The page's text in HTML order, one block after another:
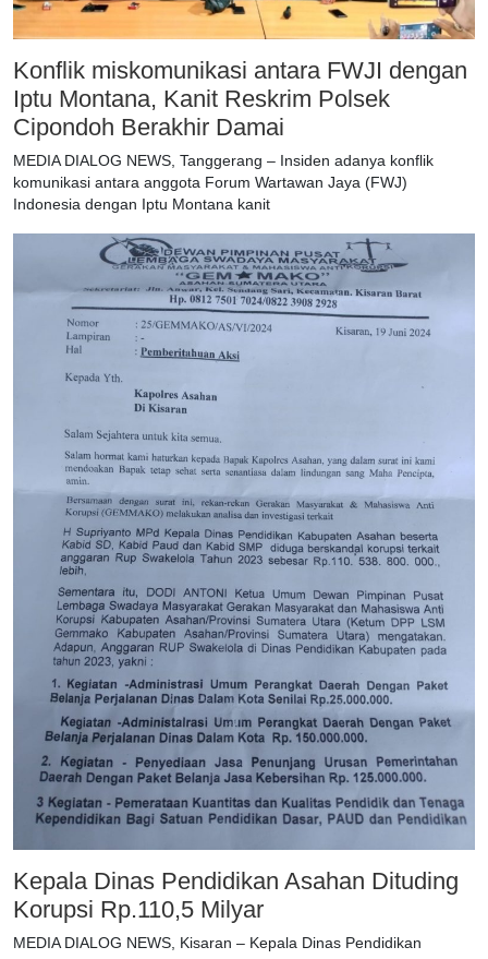
Konflik miskomunikasi antara FWJI dengan
Iptu Montana, Kanit Reskrim Polsek
Cipondoh Berakhir Damai
MEDIA DIALOG NEWS, Tanggerang – Insiden adanya konflik
komunikasi antara anggota Forum Wartawan Jaya (FWJ)
Indonesia dengan Iptu Montana kanit
Kepala Dinas Pendidikan Asahan Dituding
Korupsi Rp.110,5 Milyar
MEDIA DIALOG NEWS, Kisaran – Kepala Dinas Pendidikan